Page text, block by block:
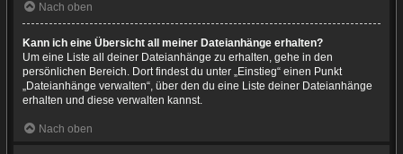
Nach oben
Kann ich eine Übersicht all meiner Dateianhänge erhalten?
Um eine Liste all deiner Dateianhänge zu erhalten, gehe in den
persönlichen Bereich. Dort findest du unter „Einstieg“ einen Punkt
„Dateianhänge verwalten“, über den du eine Liste deiner Dateianhänge
erhalten und diese verwalten kannst.
Nach oben